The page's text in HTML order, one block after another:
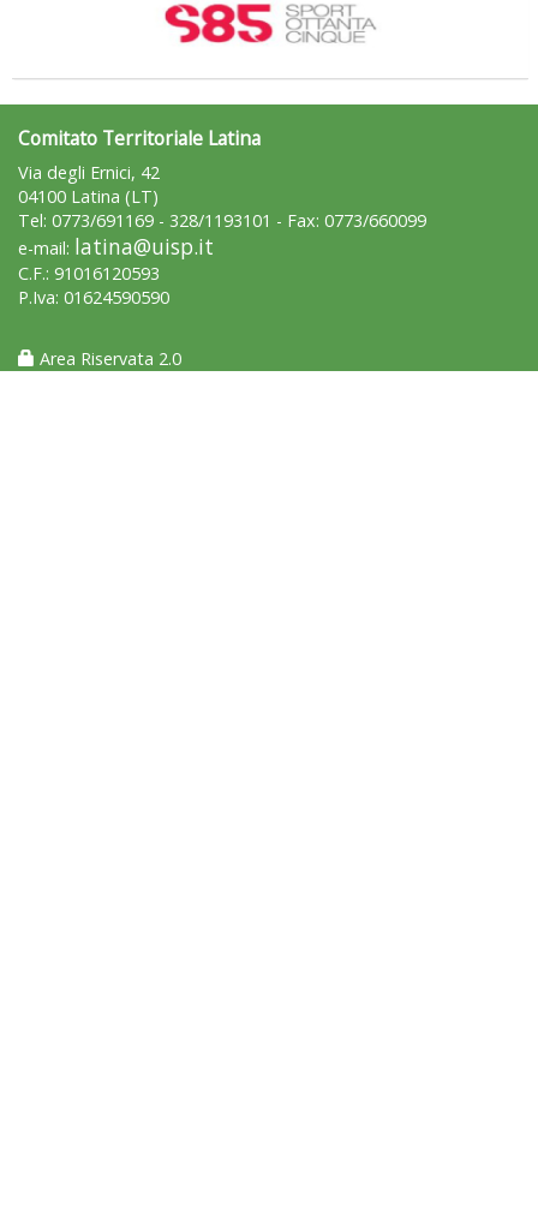
Ddl Lobby, Uisp: “Il Parlamento valorizzi le nostre specificità"
La formazione Uisp rallenta ma prosegue anche in estate
Comitato Territoriale Latina
Via degli Ernici, 42
04100 Latina (LT)
Tel: 0773/691169 - 328/1193101 - Fax: 0773/660099
e-mail: latina@uisp.it
C.F.: 91016120593
P.Iva: 01624590590
Area Riservata 2.0